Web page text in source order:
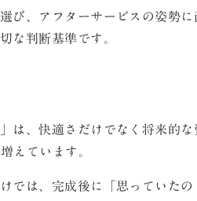
び、アフターサービスの姿勢に
な判断基準です。
は、快適さだけでなく将来的
えています。
では、完成後に「思っていた